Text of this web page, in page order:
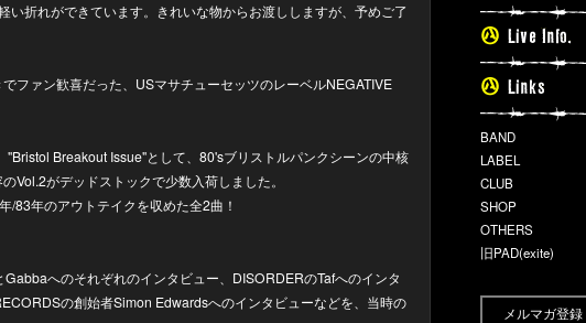
い折れができています。きれいな物からお渡ししますが、予めご了
ファン歓喜だった、USマサチューセッツのレーベルNEGATIVE
"Bristol Breakout Issue"として、80'sブリストルパンクシーンの中核
Vol.2がデッドストックで少数入荷しました。
/83年のアウトテイクを収めた全2曲！
へのそれぞれのインタビュー、DISORDERのTafへのインタ
の創始者Simon Edwardsへのインタビューなどを、当時の
BAND
LABEL
CLUB
SHOP
OTHERS
旧PAD(exite)
メルマガ登